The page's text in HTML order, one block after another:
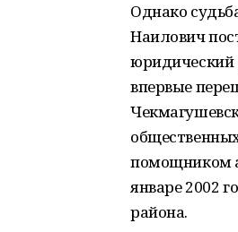
Однако
Наилович
юридический
впервые
помощником
январе 2002
района.